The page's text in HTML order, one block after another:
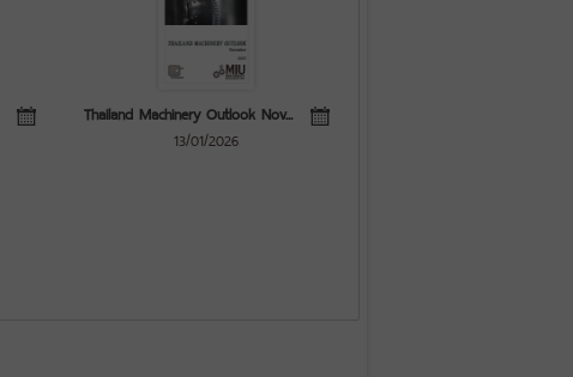
Thailand Machinery Outlook Nov...
13/01/2026